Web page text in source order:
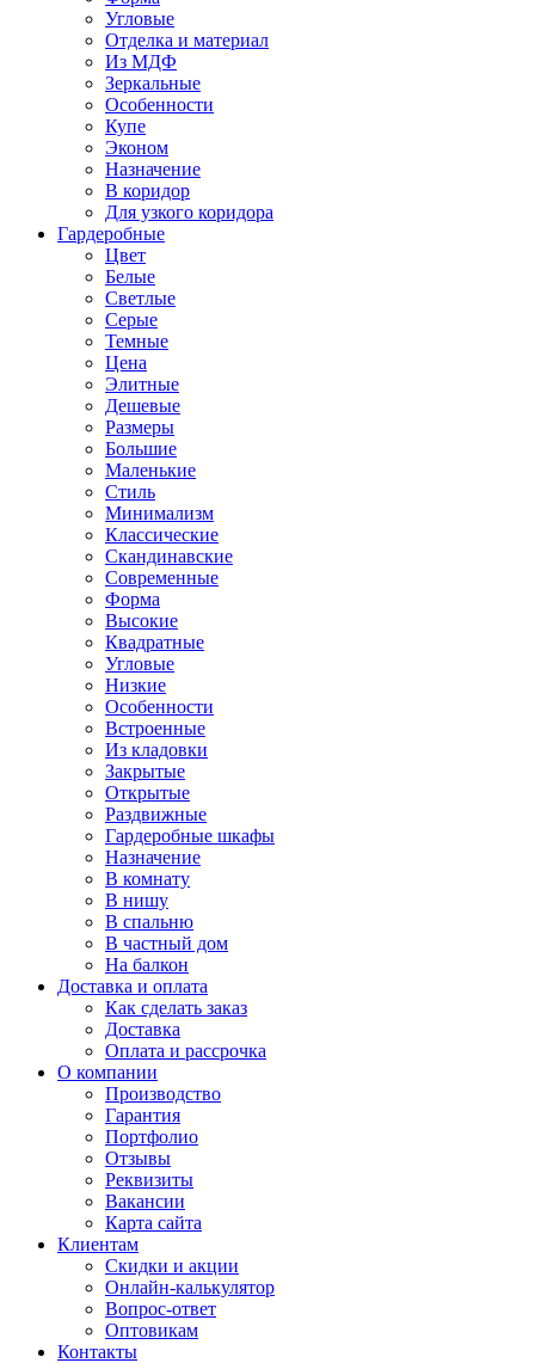
Угловые
Отделка и материал
Из МДФ
Зеркальные
Особенности
Купе
Эконом
Назначение
В коридор
Для узкого коридора
Гардеробные
Цвет
Белые
Светлые
Серые
Темные
Цена
Элитные
Дешевые
Размеры
Большие
Маленькие
Стиль
Минимализм
Классические
Скандинавские
Современные
Форма
Высокие
Квадратные
Угловые
Низкие
Особенности
Встроенные
Из кладовки
Закрытые
Открытые
Раздвижные
Гардеробные шкафы
Назначение
В комнату
В нишу
В спальню
В частный дом
На балкон
Доставка и оплата
Как сделать заказ
Доставка
Оплата и рассрочка
О компании
Производство
Гарантия
Портфолио
Отзывы
Реквизиты
Вакансии
Карта сайта
Клиентам
Скидки и акции
Онлайн-калькулятор
Вопрос-ответ
Оптовикам
Контакты